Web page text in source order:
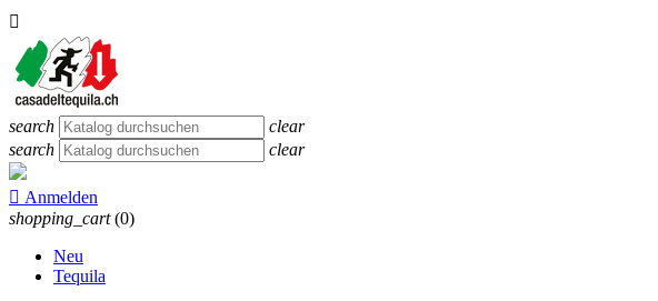

search
clear
search
clear
 Anmelden
shopping_cart (0)
Neu
Tequila